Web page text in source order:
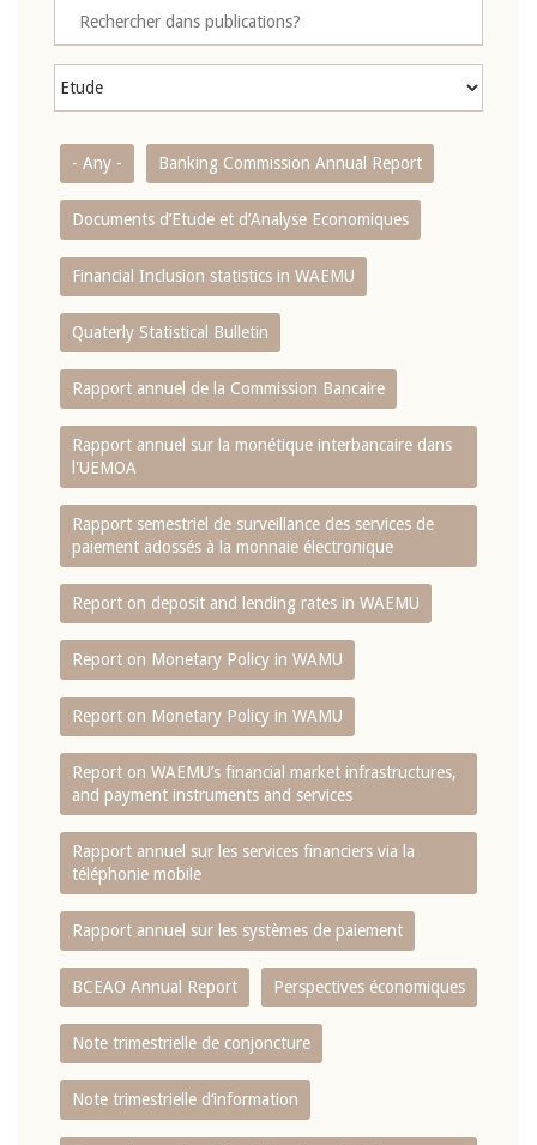
- Any - Banking Commission Annual Report
Documents d’Etude et d’Analyse Economiques
Financial Inclusion statistics in WAEMU
Quaterly Statistical Bulletin
Rapport annuel de la Commission Bancaire
Rapport annuel sur la monétique interbancaire dans
l'UEMOA
Rapport semestriel de surveillance des services de
paiement adossés à la monnaie électronique
Report on deposit and lending rates in WAEMU
Report on Monetary Policy in WAMU
Report on Monetary Policy in WAMU
Report on WAEMU’s financial market infrastructures,
and payment instruments and services
Rapport annuel sur les services financiers via la
téléphonie mobile
Rapport annuel sur les systèmes de paiement
BCEAO Annual Report Perspectives économiques
Note trimestrielle de conjoncture
Note trimestrielle d‘information